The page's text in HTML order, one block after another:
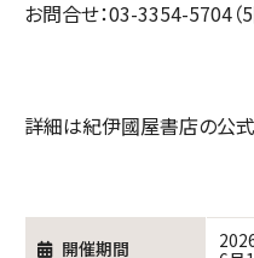
お問合せ：03-3354-5704（
詳細は紀伊國屋書店の公
開催期間